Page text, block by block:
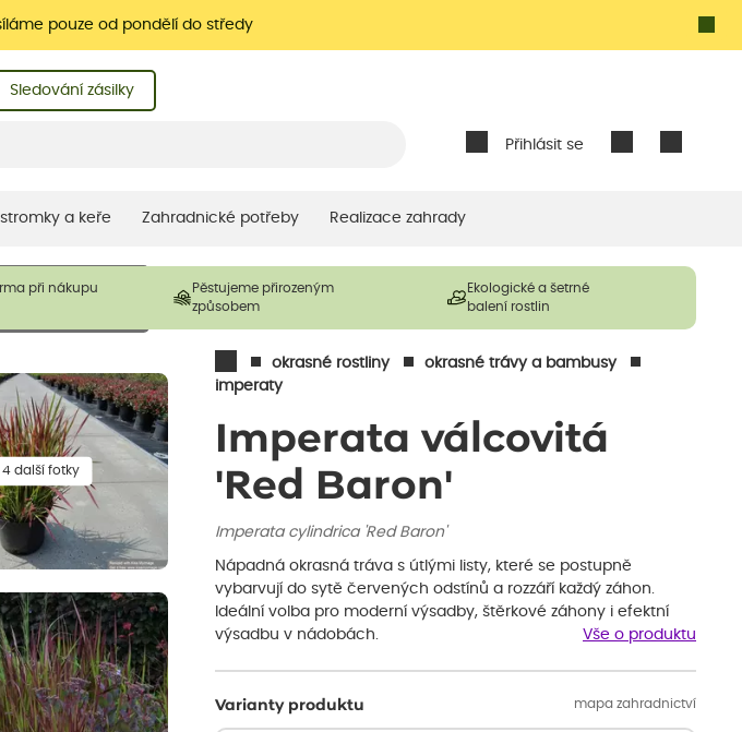
pouze od pondělí do středy
Přihlásit se
Sledování zásilky
a keře Zahradnické potřeby Realizace zahrady
při nákupu
Pěstujeme přirozeným
způsobem
Ekologické a šetrné
balení rostlin
okrasné rostliny
okrasné trávy a bambusy
imperaty
Imperata válcovitá
'Red Baron'
Imperata cylindrica 'Red Baron'
Nápadná okrasná tráva s útlými listy, které se postupně
vybarvují do sytě červených odstínů a rozzáří každý záhon.
Ideální volba pro moderní výsadby, štěrkové záhony i efektní
výsadbu v nádobách.
Vše o produktu
Varianty produktu mapa zahradnictví
mohou být
než je uvedená
4 další fotky